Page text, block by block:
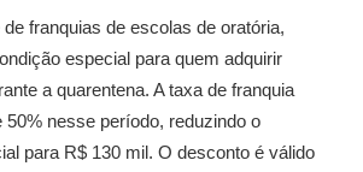
de franquias de escolas de oratória,
especial para quem adquirir
a quarentena. A taxa de franquia
50% nesse período, reduzindo o
para R$ 130 mil. O desconto é válido